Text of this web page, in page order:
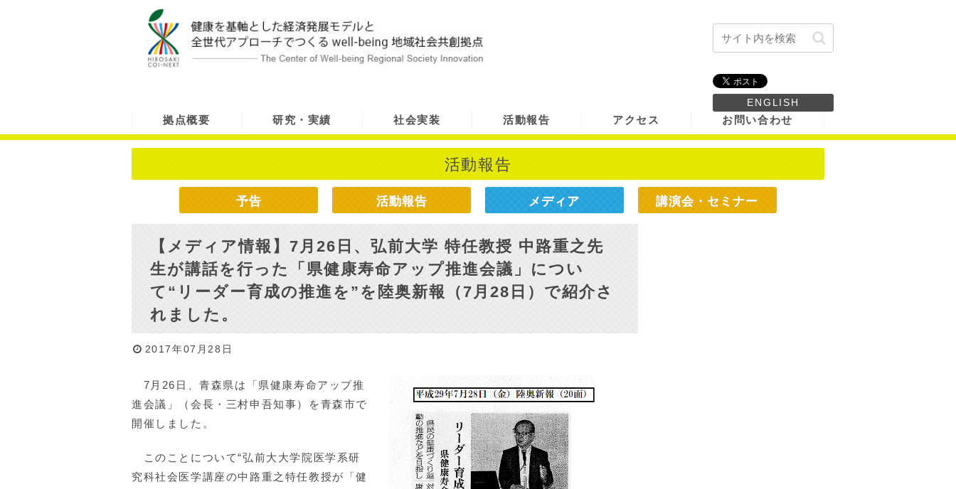
ENGLISH
拠点概要 研究・実績 社会実装 活動報告 アクセス お問い合わせ
活動報告
予告 活動報告 メディア 講演会・セミナー
【メディア情報】7月26日、弘前大学 特任教授 中路重之先
生が講話を行った「県健康寿命アップ推進会議」につい
て“リーダー育成の推進を”を陸奥新報（7月28日）で紹介さ
れました。
2017年07月28日
7月26日、青森県は「県健康寿命アップ推
進会議」（会長・三村申吾知事）を青森市で
開催しました。
このことについて“弘前大大学院医学系研
究科社会医学講座の中路重之特任教授が「健